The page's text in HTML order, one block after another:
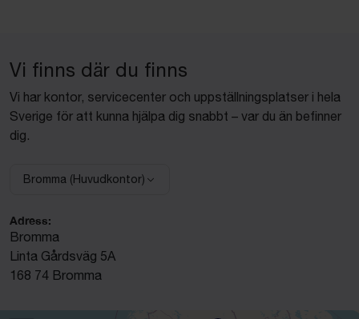
Vi finns där du finns
Vi har kontor, servicecenter och uppställningsplatser i hela
Sverige för att kunna hjälpa dig snabbt – var du än befinner
dig.
Välj anläggning:
Bromma (Huvudkontor)
Adress:
Bromma
Linta Gårdsväg 5A
168 74 Bromma